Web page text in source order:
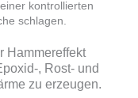
kontrollierten
schlagen.
Hammereffekt
, Rost- und
zu erzeugen.